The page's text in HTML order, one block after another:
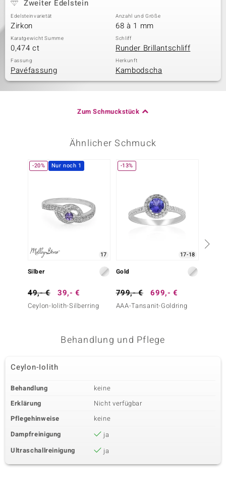
Zweiter Edelstein
Edelsteinvarietät
Zirkon
Anzahl und Größe
68 à 1 mm
Karatgewicht Summe
0,474 ct
Schliff
Runder Brillantschliff
Fassung
Pavéfassung
Herkunft
Kambodscha
Zum Schmuckstück
Ähnlicher Schmuck
-20% Nur noch 1
17
Silber
49,- € 39,- €
Ceylon-Iolith-Silberring
-13%
17-18
Gold
799,- € 699,- €
AAA-Tansanit-Goldring
Behandlung und Pflege
Ceylon-Iolith
Behandlung
keine
Erklärung
Nicht verfügbar
Pflegehinweise
keine
Dampfreinigung
ja
Ultraschallreinigung
ja